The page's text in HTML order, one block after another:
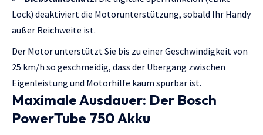
Lock) deaktiviert die Motorunterstützung, sobald Ihr Handy
außer Reichweite ist.
Der Motor unterstützt Sie bis zu einer Geschwindigkeit von
25 km/h so geschmeidig, dass der Übergang zwischen
Eigenleistung und Motorhilfe kaum spürbar ist.
Maximale Ausdauer: Der Bosch
PowerTube 750 Akku